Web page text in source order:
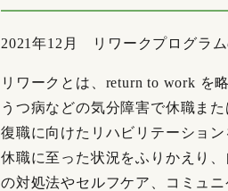
2021年12月 リワークプログラム
リワークとは、return to work を
うつ病などの気分障害で休職ま
復職に向けたリハビリテーション
休職に至った状況をふりかえり
の対処法やセルフケア、コミュ